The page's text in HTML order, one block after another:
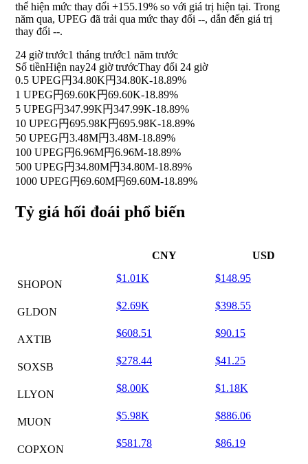
thể hiện mức thay đổi +155.19% so với giá trị hiện tại. Trong
năm qua, UPEG đã trải qua mức thay đổi --, dẫn đến giá trị
thay đổi --.
24 giờ trước1 tháng trước1 năm trước
Số tiềnHiện nay24 giờ trướcThay đổi 24 giờ
0.5 UPEG円34.80K円34.80K-18.89%
1 UPEG円69.60K円69.60K-18.89%
5 UPEG円347.99K円347.99K-18.89%
10 UPEG円695.98K円695.98K-18.89%
50 UPEG円3.48M円3.48M-18.89%
100 UPEG円6.96M円6.96M-18.89%
500 UPEG円34.80M円34.80M-18.89%
1000 UPEG円69.60M円69.60M-18.89%
Tỷ giá hối đoái phổ biến
CNY USD
SHOPON
$1.01K $148.95
GLDON
$2.69K $398.55
AXTIB
$608.51 $90.15
SOXSB
$278.44 $41.25
LLYON
$8.00K $1.18K
MUON
$5.98K $886.06
COPXON
$581.78 $86.19